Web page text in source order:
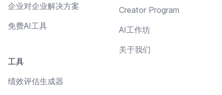
企业对企业解决方案
免费AI工具
工具
绩效评估生成器
Creator Program
AI工作坊
关于我们